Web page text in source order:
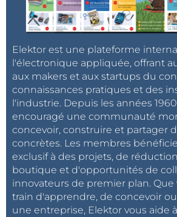
Elektor est une plateforme
l'électronique appliquée, offrant
aux makers et aux startups du
connaissances pratiques et des
l'industrie. Depuis les années
encouragé une communauté
concevoir, construire et partager
concrètes. Les membres
exclusif à des projets, de
boutique et d'opportunités de
innovateurs de premier plan. Que
train d'apprendre, de concevoir
une entreprise, Elektor vous aide